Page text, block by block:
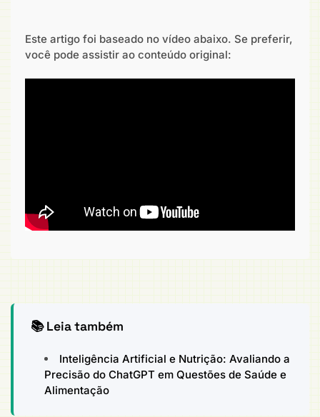
Este artigo foi baseado no vídeo abaixo. Se preferir,
você pode assistir ao conteúdo original:
📚 Leia também
Inteligência Artificial e Nutrição: Avaliando a
Precisão do ChatGPT em Questões de Saúde e
Alimentação